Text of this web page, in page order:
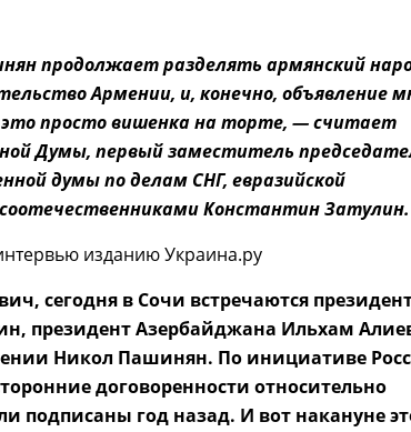
продолжает разделять армянский
Армении, и, конечно, объявление
просто вишенка на торте, — считает
Думы, первый заместитель
думы по делам СНГ, евразийской
Константин Затулин.
изданию Украина.ру
сегодня в Сочи встречаются
президент Азербайджана Ильхам
Никол Пашинян. По инициативе
договоренности относительно
подписаны год назад. И вот накануне